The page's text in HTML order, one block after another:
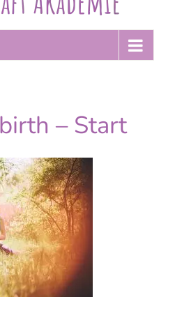
– Start